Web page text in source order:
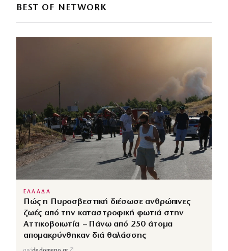
BEST OF NETWORK
ΕΛΛΑΔΑ
Πώς η Πυροσβεστική διέσωσε ανθρώπινες
ζωές από την καταστροφική φωτιά στην
Αττικοβοιωτία – Πάνω από 250 άτομα
απομακρύνθηκαν διά θαλάσσης